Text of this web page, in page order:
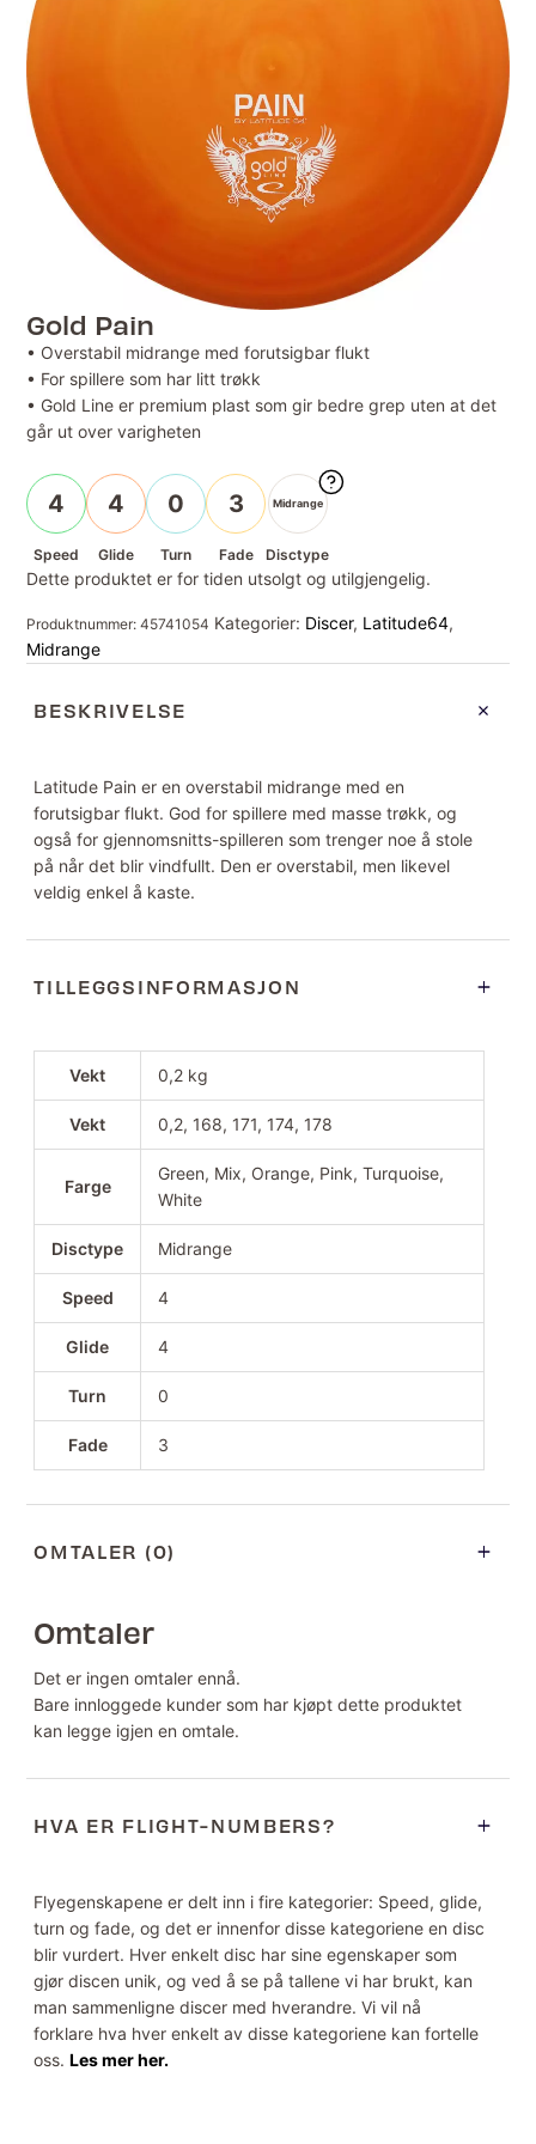
Gold Pain
• Overstabil midrange med forutsigbar flukt
• For spillere som har litt trøkk
• Gold Line er premium plast som gir bedre grep uten at det
går ut over varigheten
4
Speed
4
Glide
0
Turn
3
Fade
Midrange
Disctype
Dette produktet er for tiden utsolgt og utilgjengelig.
Produktnummer:45741054 Kategorier: Discer, Latitude64,
Midrange
BESKRIVELSE
Latitude Pain er en overstabil midrange med en
forutsigbar flukt. God for spillere med masse trøkk, og
også for gjennomsnitts-spilleren som trenger noe å stole
på når det blir vindfullt. Den er overstabil, men likevel
veldig enkel å kaste.
TILLEGGSINFORMASJON
Vekt 0,2 kg
Vekt 0,2, 168, 171, 174, 178
Farge
Green, Mix, Orange, Pink, Turquoise,
White
Disctype Midrange
Speed 4
Glide 4
Turn 0
Fade 3
OMTALER (0)
Omtaler
Det er ingen omtaler ennå.
Bare innloggede kunder som har kjøpt dette produktet
kan legge igjen en omtale.
HVA ER FLIGHT-NUMBERS?
Flyegenskapene er delt inn i fire kategorier: Speed, glide,
turn og fade, og det er innenfor disse kategoriene en disc
blir vurdert. Hver enkelt disc har sine egenskaper som
gjør discen unik, og ved å se på tallene vi har brukt, kan
man sammenligne discer med hverandre. Vi vil nå
forklare hva hver enkelt av disse kategoriene kan fortelle
oss.Les mer her.